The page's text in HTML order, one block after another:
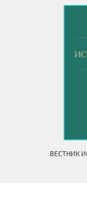
ВЕСТНИК